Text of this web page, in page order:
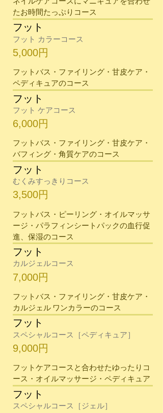
たお時間たっぷりコース
フット
フット カラーコース
5,000円
フットバス・ファイリング・甘皮ケア・
ペディキュアのコース
フット
フット ケアコース
6,000円
フットバス・ファイリング・甘皮ケア・
バフィング・角質ケアのコース
フット
むくみすっきりコース
3,500円
フットバス・ピーリング・オイルマッサ
ージ・パラフィンシートパックの血行促
進、保湿のコース
フット
カルジェルコース
7,000円
フットバス・ファイリング・甘皮ケア・
カルジェル ワンカラーのコース
フット
スペシャルコース［ペディキュア］
9,000円
フットケアコースと合わせたゆったりコ
ース・オイルマッサージ・ペディキュア
フット
スペシャルコース［ジェル］